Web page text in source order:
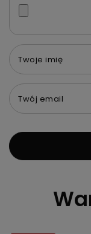
Twoje imię
Twój email